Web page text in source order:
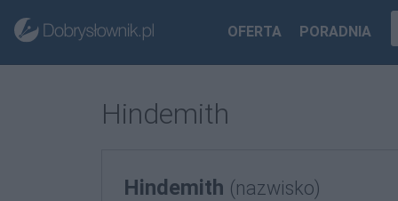
OFERTA PORADNIA
Hindemith
Hindemith (nazwisko)